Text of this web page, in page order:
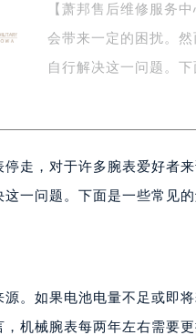
11111号华润中心写字楼（
230号万菱汇国际中心写字
路371-375号世界贸易中心
128-1号恒力城写字楼15层
路6号SAC东原中心写字楼
15号亨得利名表服务中心（
号亨得利名表服务中心（
【萧邦售后维修服务
会带来一定的困扰。
自行解决这一问题。
停走，对于许多腕表爱好者
一问题。下面是一些常见
。如果电池电量不足或即
机械腕表每两年左右需要更